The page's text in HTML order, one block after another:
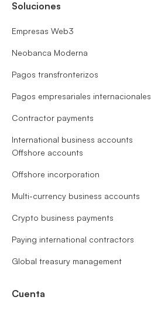
Soluciones
Empresas Web3
Neobanca Moderna
Pagos transfronterizos
Pagos empresariales internacionales
Contractor payments
International business accounts
Offshore accounts
Offshore incorporation
Multi-currency business accounts
Crypto business payments
Paying international contractors
Global treasury management
Cuenta